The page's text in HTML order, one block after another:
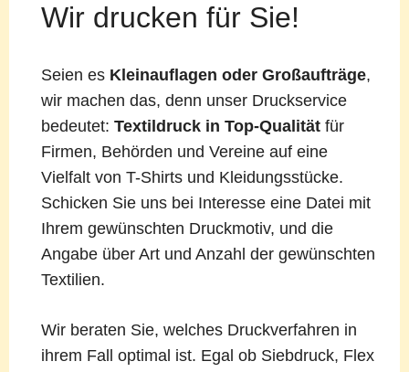
Wir drucken für Sie!
Seien es Kleinauflagen oder Großaufträge,
wir machen das, denn unser Druckservice
bedeutet: Textildruck in Top-Qualitätfür
Firmen, Behörden und Vereine auf eine
Vielfalt von T-Shirts und Kleidungsstücke.
Schicken Sie uns bei Interesse eine Datei mit
Ihrem gewünschten Druckmotiv, und die
Angabe über Art und Anzahl der gewünschten
Textilien.
Wir beraten Sie, welches Druckverfahren in
ihrem Fall optimal ist. Egal ob Siebdruck, Flex